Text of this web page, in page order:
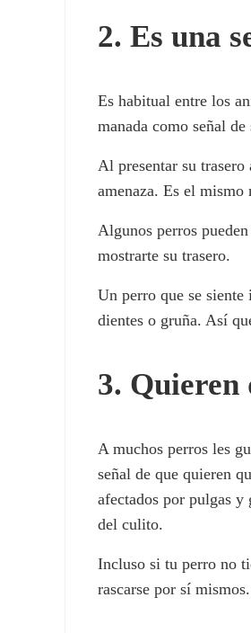
2. Es una
Es habitual entre los
manada como señal
Al presentar su
amenaza. Es el
Algunos perros
mostrarte su trasero.
Un perro que se siente
dientes o gruña. Así
3. Quieren
A muchos perros les
señal de que quieren
afectados por pulgas y
del culito.
Incluso si tu perro no
rascarse por sí